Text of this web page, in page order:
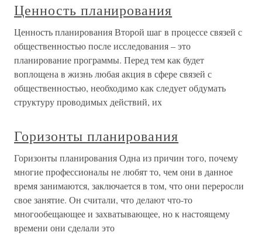
Ценность планирования
Ценность планирования Второй шаг в процессе связей с
общественностью после исследования – это
планирование программы. Перед тем как будет
воплощена в жизнь любая акция в сфере связей с
общественностью, необходимо как следует обдумать
структуру проводимых действий, их
Горизонты планирования
Горизонты планирования Одна из причин того, почему
многие профессионалы не любят то, чем они в данное
время занимаются, заключается в том, что они переросли
свое занятие. Он считали, что делают что-то
многообещающее и захватывающее, но к настоящему
времени они сделали это